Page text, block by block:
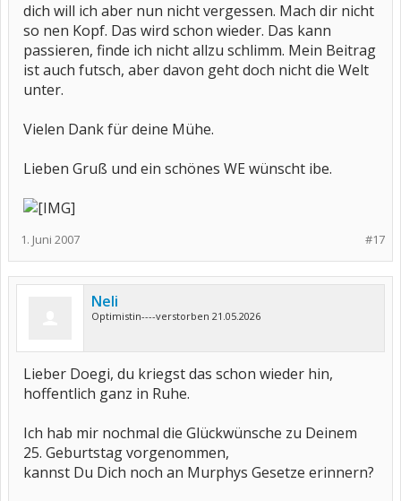
dich will ich aber nun nicht vergessen. Mach dir nicht
so nen Kopf. Das wird schon wieder. Das kann
passieren, finde ich nicht allzu schlimm. Mein Beitrag
ist auch futsch, aber davon geht doch nicht die Welt
unter.
Vielen Dank für deine Mühe.
Lieben Gruß und ein schönes WE wünscht ibe.
#17
1. Juni 2007
Neli
Optimistin----verstorben 21.05.2026
Lieber Doegi, du kriegst das schon wieder hin,
hoffentlich ganz in Ruhe.
Ich hab mir nochmal die Glückwünsche zu Deinem
25. Geburtstag vorgenommen,
kannst Du Dich noch an Murphys Gesetze erinnern?